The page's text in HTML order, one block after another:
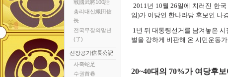
戰國武將100話
총리대신織田信
長
전국무장의말년
(了)
신장공기信長公記
사족蛇足
수권首卷
2011년 10월 26일에 치러진 한
임)가 여당인 한나라당 후보인 나
1년 뒤 대통령선거를 남겨놓은 시
벌을 강하게 비판해 온 시민운동
20~40대의 70%가 여당후